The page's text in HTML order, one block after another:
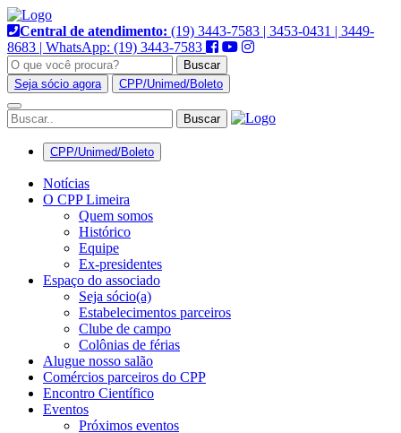
Pular
para
o
conteúdo
Central de atendimento: (19) 3443-7583 | 3453-0431 | 3449-
8683 | WhatsApp: (19) 3443-7583
Buscar
Seja sócio agora
CPP/Unimed/Boleto
Alternar
navegação
CPP/Unimed/Boleto
Notícias
O CPP Limeira
Quem somos
Histórico
Equipe
Ex-presidentes
Espaço do associado
Seja sócio(a)
Estabelecimentos parceiros
Clube de campo
Colônias de férias
Alugue nosso salão
Comércios parceiros do CPP
Encontro Científico
Eventos
Próximos eventos